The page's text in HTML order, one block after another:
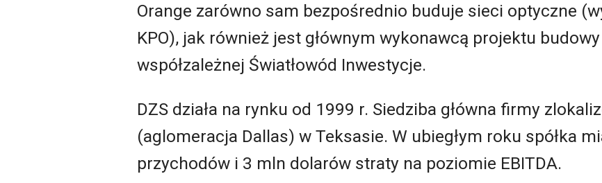
Orange zarówno sam bezpośrednio buduje sieci optyczne
KPO), jak również jest głównym wykonawcą projektu
współzależnej Światłowód Inwestycje.
DZS działa na rynku od 1999 r. Siedziba główna firmy
(aglomeracja Dallas) w Teksasie. W ubiegłym roku spółka
przychodów i 3 mln dolarów straty na poziomie EBITDA.